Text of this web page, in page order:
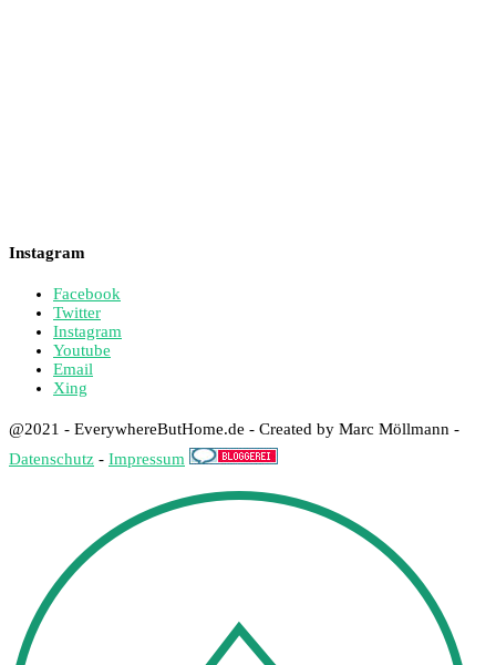
Instagram
Facebook
Twitter
Instagram
Youtube
Email
Xing
@2021 - EverywhereButHome.de - Created by Marc Möllmann -
Datenschutz - Impressum